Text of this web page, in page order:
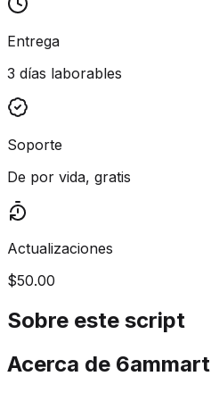
Entrega
3 días laborables
Soporte
De por vida, gratis
Actualizaciones
$50.00
Sobre este script
Acerca de 6ammart